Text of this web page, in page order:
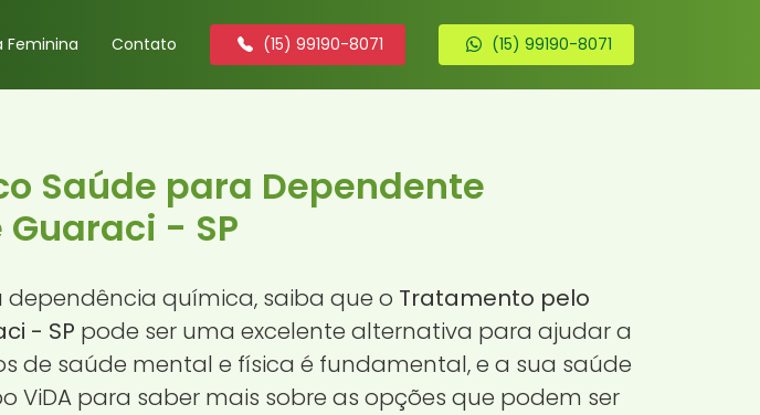
Feminina Contato (15) 99190-8071 (15) 99190-8071
Saúde para Dependente
- SP
dependência química, saiba que o Tratamento pelo
- SP pode ser uma excelente alternativa para ajudar a
de saúde mental e física é fundamental, e a sua saúde
para saber mais sobre as opções que podem ser